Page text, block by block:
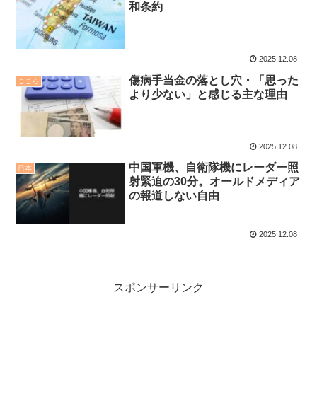
和条約
2025.12.08
こころ
傷病手当金の落とし穴・「思った
より少ない」と感じる主な理由
2025.12.08
日本
中国軍機、自衛隊機にレーダー照
射緊迫の30分。オールドメディア
の報道しない自由
2025.12.08
スポンサーリンク